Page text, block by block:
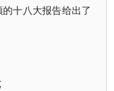
十八大报告给出了